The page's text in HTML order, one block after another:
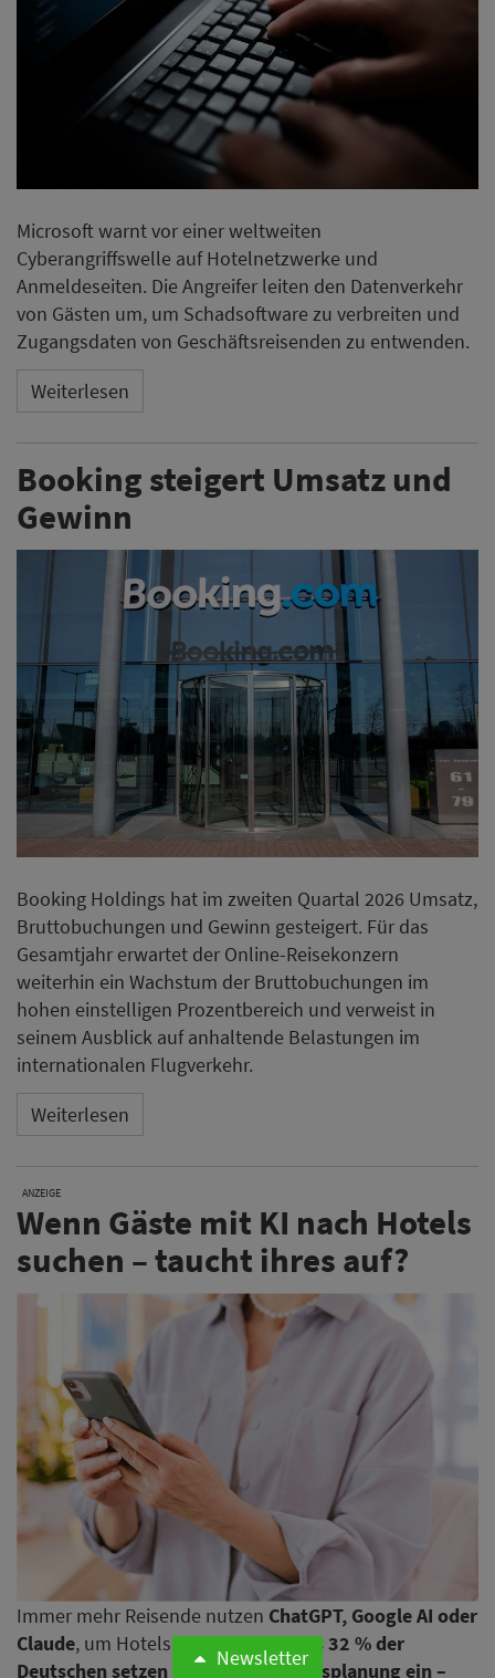
Microsoft warnt vor einer weltweiten
Cyberangriffswelle auf Hotelnetzwerke und
Anmeldeseiten. Die Angreifer leiten den Datenverkehr
von Gästen um, um Schadsoftware zu verbreiten und
Zugangsdaten von Geschäftsreisenden zu entwenden.
Weiterlesen
Booking steigert Umsatz und
Gewinn
Booking Holdings hat im zweiten Quartal 2026 Umsatz,
Bruttobuchungen und Gewinn gesteigert. Für das
Gesamtjahr erwartet der Online-Reisekonzern
weiterhin ein Wachstum der Bruttobuchungen im
hohen einstelligen Prozentbereich und verweist in
seinem Ausblick auf anhaltende Belastungen im
internationalen Flugverkehr.
Weiterlesen
ANZEIGE
Wenn Gäste mit KI nach Hotels
suchen – taucht ihres auf?
Immer mehr Reisende nutzen ChatGPT, Google AI oder
Claude, um Hotels zu finden.Bereits 32 % der
Deutschen setzen KI für ihre Urlaubsplanung ein –
Newsletter